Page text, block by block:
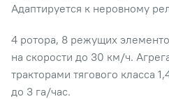
Адаптируется к неровному
4 ротора, 8 режущих
на скорости до 30 км/ч.
тракторами тягового класса
до 3 га/час.